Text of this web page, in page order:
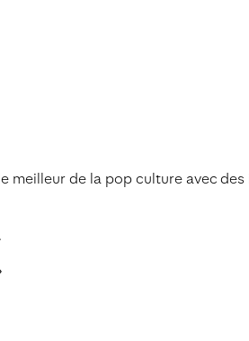
meilleur de la pop culture avec